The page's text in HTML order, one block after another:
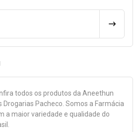
todos os produtos da Aneethun
Drogarias Pacheco. Somos a Farmácia
a maior variedade e qualidade do